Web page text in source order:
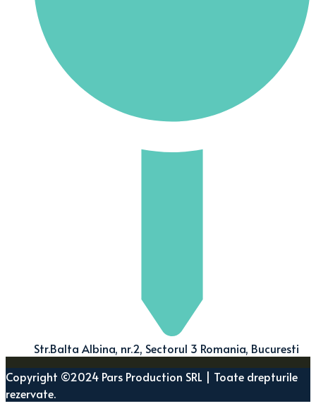
Str.Balta Albina, nr.2, Sectorul 3 Romania, Bucuresti
Copyright ©2024 Pars Production SRL | Toate drepturile
rezervate.